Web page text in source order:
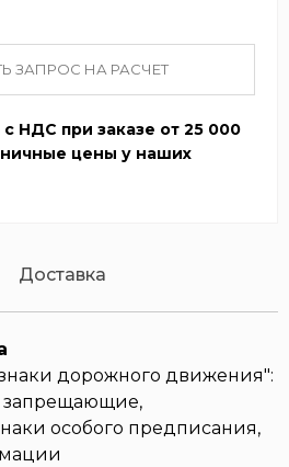
ЗАПРОС НА РАСЧЕТ
НДС при заказе от 25 000
цены у наших
Доставка
дорожного движения":
особого предписания,